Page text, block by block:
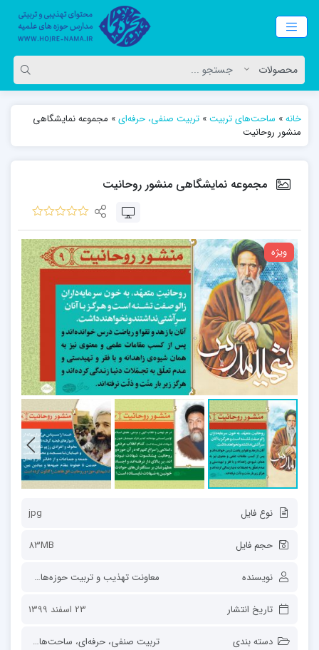
خانه» ساحت‌های تربیت» تربیت صنفی، حرفه‌ای» مجموعه نمایشگاهی
منشور روحانیت
مجموعه نمایشگاهی منشور روحانیت
ویژه
نوع فایل jpg
حجم فایل 83MB
نویسنده معاونت تهذیب و تربیت حوزه‌های علمیه
تاریخ انتشار 23 اسفند 1399
دسته بندی تربیت صنفی، حرفه‌ای، ساحت‌های تربیت